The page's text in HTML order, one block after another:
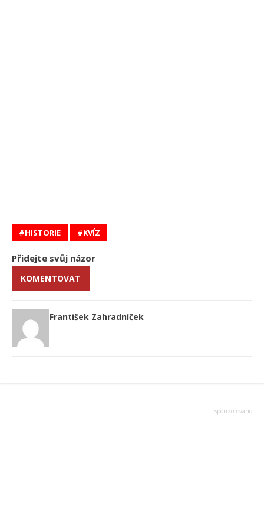
HISTORIE KVÍZ
Přidejte svůj názor
KOMENTOVAT
František Zahradníček